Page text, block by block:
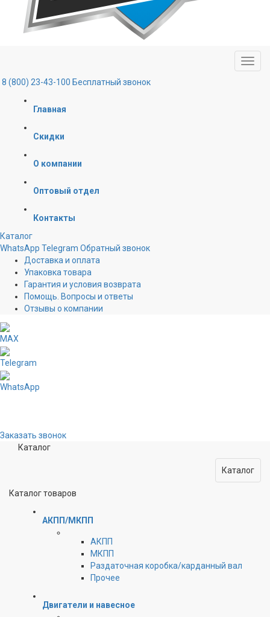
8 (800) 23-43-100 Бесплатный звонок
Главная
Скидки
О компании
Оптовый отдел
Контакты
Каталог
WhatsApp Telegram Обратный звонок
Доставка и оплата
Упаковка товара
Гарантия и условия возврата
Помощь. Вопросы и ответы
Отзывы о компании
MAX
Telegram
WhatsApp
Заказать звонок
Каталог
Каталог
Каталог товаров
АКПП/МКПП
АКПП
МКПП
Раздаточная коробка/карданный вал
Прочее
Двигатели и навесное